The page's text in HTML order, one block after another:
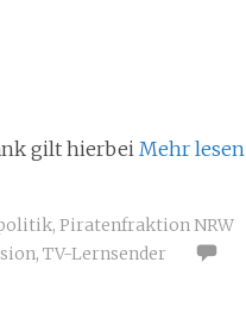
gilt hierbei Mehr lesen
, Piratenfraktion NRW
, TV-Lernsender